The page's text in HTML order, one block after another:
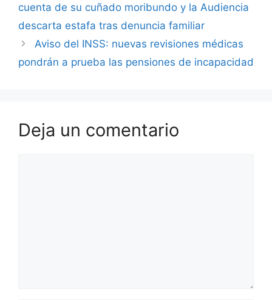
cuenta de su cuñado moribundo y la Audiencia
descarta estafa tras denuncia familiar
Aviso del INSS: nuevas revisiones médicas
pondrán a prueba las pensiones de incapacidad
Deja un comentario